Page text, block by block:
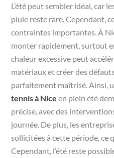
L’été peut sembler idéal, car
pluie reste rare. Cependant,
contraintes importantes. À
monter rapidement, surtout
chaleur excessive peut
matériaux et créer des
parfaitement maîtrisé. Ainsi,
tennis à Nice en plein été
précise, avec des
journée. De plus, les
sollicitées à cette période, ce
Cependant, l’été reste